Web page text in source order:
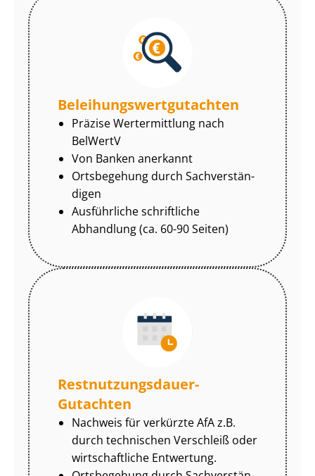
Be­lei­hungs­wert­gut­ach­ten
Präzise Wertermittlung nach
BelWertV
Von Banken anerkannt
Ortsbegehung durch Sach­ver­stän­
di­gen
Ausführliche schriftliche
Abhandlung (ca. 60-90 Seiten)
Rest­nut­zungs­dau­er-
Gutachten
Nachweis für verkürzte AfA z.B.
durch technischen Verschleiß oder
wirtschaftliche Entwertung.